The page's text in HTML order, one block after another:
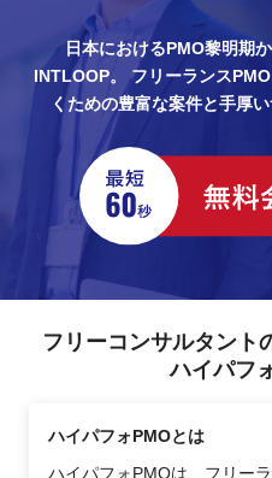
日本におけるPMO黎明期
INTLOOP。
フリーランス
くための豊富な案件と手厚
フリーコンサルタント
ハイパフ
ハイパフォPMOとは
ハイパフォPMOは、フリー